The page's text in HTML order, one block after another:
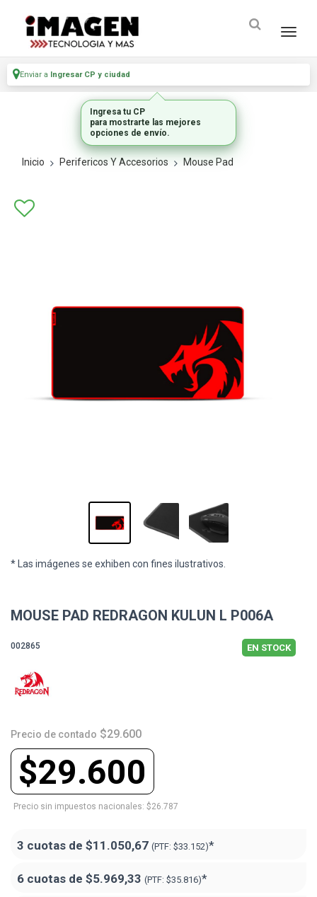
Enviar a Ingresar CP y ciudad
Inicio Perifericos Y Accesorios Mouse Pad
* Las imágenes se exhiben con fines ilustrativos.
MOUSE PAD REDRAGON KULUN L P006A
002865 EN STOCK
Precio de contado $29.600
$29.600
Precio sin impuestos nacionales: $26.787
3 cuotas de $11.050,67 (PTF: $33.152)*
6 cuotas de $5.969,33 (PTF: $35.816)*
Ingresa tu CP
para mostrarte las mejores
opciones de envío.